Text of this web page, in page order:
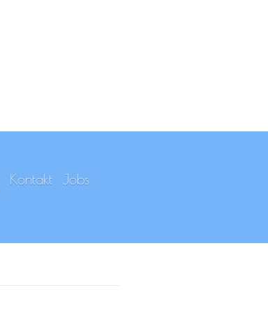
Kontakt Jobs